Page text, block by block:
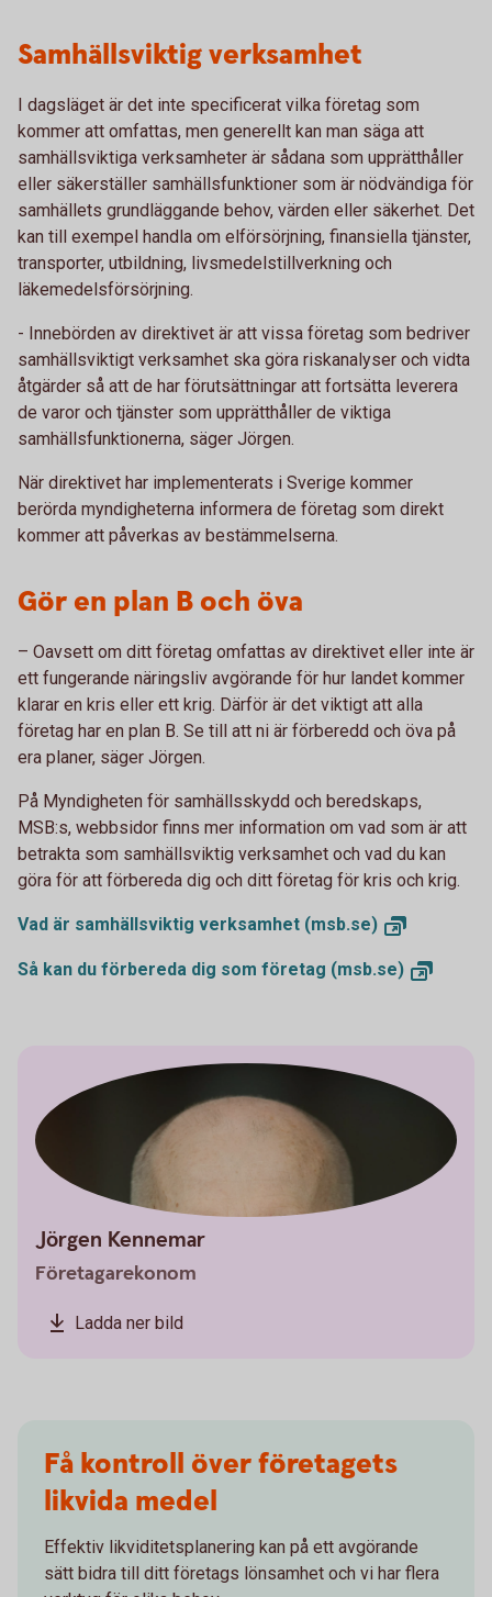
Samhällsviktig verksamhet
I dagsläget är det inte specificerat vilka företag som
kommer att omfattas, men generellt kan man säga att
samhällsviktiga verksamheter är sådana som upprätthåller
eller säkerställer samhällsfunktioner som är nödvändiga för
samhällets grundläggande behov, värden eller säkerhet. Det
kan till exempel handla om elförsörjning, finansiella tjänster,
transporter, utbildning, livsmedelstillverkning och
läkemedelsförsörjning.
- Innebörden av direktivet är att vissa företag som bedriver
samhällsviktigt verksamhet ska göra riskanalyser och vidta
åtgärder så att de har förutsättningar att fortsätta leverera
de varor och tjänster som upprätthåller de viktiga
samhällsfunktionerna, säger Jörgen.
När direktivet har implementerats i Sverige kommer
berörda myndigheterna informera de företag som direkt
kommer att påverkas av bestämmelserna.
Gör en plan B och öva
– Oavsett om ditt företag omfattas av direktivet eller inte är
ett fungerande näringsliv avgörande för hur landet kommer
klarar en kris eller ett krig. Därför är det viktigt att alla
företag har en plan B. Se till att ni är förberedd och öva på
era planer, säger Jörgen.
På Myndigheten för samhällsskydd och beredskaps,
MSB:s, webbsidor finns mer information om vad som är att
betrakta som samhällsviktig verksamhet och vad du kan
göra för att förbereda dig och ditt företag för kris och krig.
Vad är samhällsviktig verksamhet (msb.se)
Så kan du förbereda dig som företag (msb.se)
Jörgen Kennemar
Företagarekonom
Ladda ner bild
Få kontroll över företagets
likvida medel
Effektiv likviditetsplanering kan på ett avgörande
sätt bidra till ditt företags lönsamhet och vi har flera